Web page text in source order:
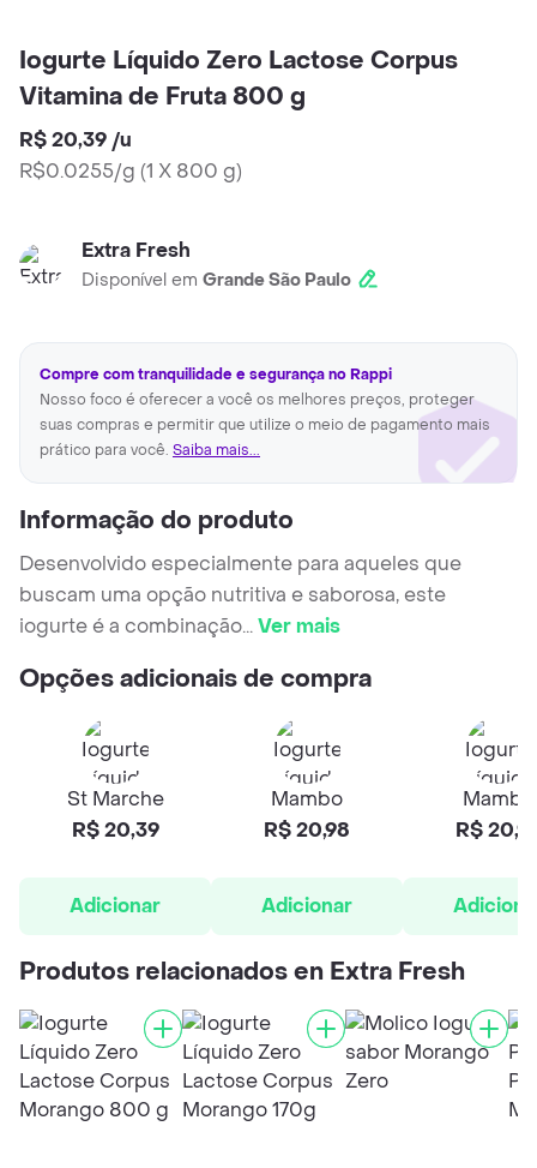
Iogurte Líquido Zero Lactose Corpus
Vitamina de Fruta 800 g
R$ 20,39 /u
R$0.0255/g (1 X 800 g)
Extra Fresh
Disponível em Grande São Paulo
Compre com tranquilidade e segurança no Rappi
Nosso foco é oferecer a você os melhores preços, proteger
suas compras e permitir que utilize o meio de pagamento mais
prático para você. Saiba mais...
Informação do produto
Desenvolvido especialmente para aqueles que
buscam uma opção nutritiva e saborosa, este
iogurte é a combinação...Ver mais
Opções adicionais de compra
St Marche
R$ 20,39
Adicionar
Mambo
R$ 20,98
Adicionar
Mambo
R$
Produtos relacionados en Extra Fresh